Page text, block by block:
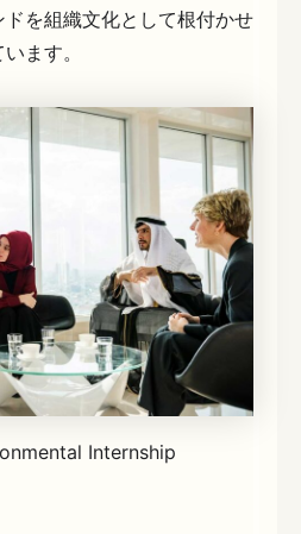
を組織文化として根付かせ
ます。
Internship